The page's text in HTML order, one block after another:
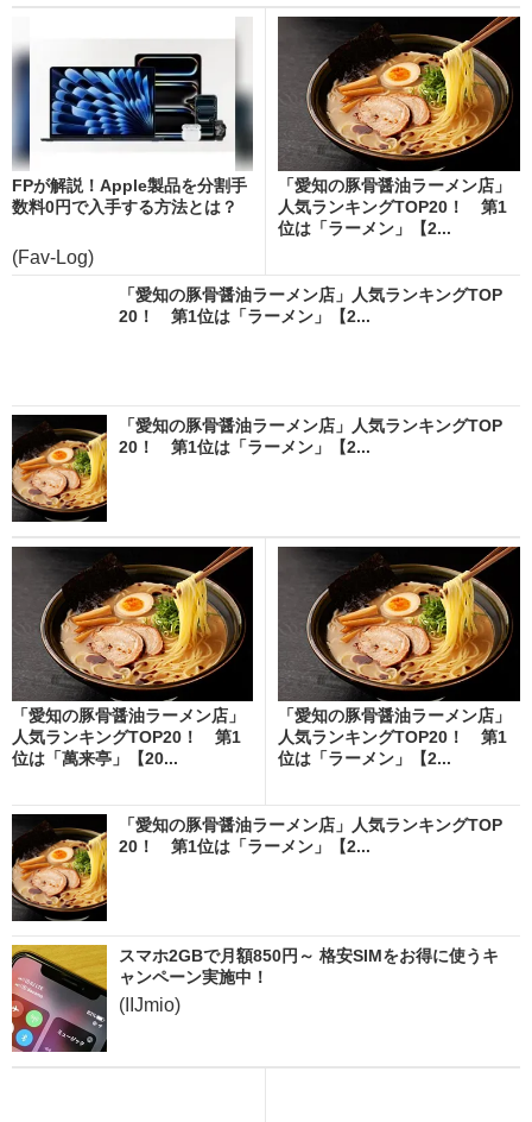
FPが解説！Apple製品を分割手
数料0円で入手する方法とは？
(Fav-Log)
「愛知の豚骨醤油ラーメン店」
人気ランキングTOP20！ 第1
位は「ラーメン」【2...
「愛知の豚骨醤油ラーメン店」人気ランキングTOP
20！ 第1位は「ラーメン」【2...
「愛知の豚骨醤油ラーメン店」人気ランキングTOP
20！ 第1位は「ラーメン」【2...
「愛知の豚骨醤油ラーメン店」
人気ランキングTOP20！ 第1
位は「萬来亭」【20...
「愛知の豚骨醤油ラーメン店」
人気ランキングTOP20！ 第1
位は「ラーメン」【2...
「愛知の豚骨醤油ラーメン店」人気ランキングTOP
20！ 第1位は「ラーメン」【2...
スマホ2GBで月額850円～ 格安SIMをお得に使うキ
ャンペーン実施中！
(IIJmio)